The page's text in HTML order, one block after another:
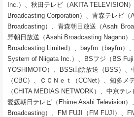
Inc.）、秋田テレビ（AKITA TELEVISION
Broadcasting Corporation）、青森テレビ（
Broadcasting）、青森朝日放送（Asahi
野朝日放送（Asahi Broadcasting Nagano
Broadcasting Limited）、bayfm（bayfm）
System of Niigata Inc.）、BSフジ（BS
YOSHIMOTO）、BSS山陰放送（BSS）、
（CBC）、ＣＣＮｅｔ（CCNet）、知多メ
（CHITA MEDIAS NETWORK）、中京テ
愛媛朝日テレビ（Ehime Asahi Television
Broadcasting）、FM FUJI（FM FUJI）、